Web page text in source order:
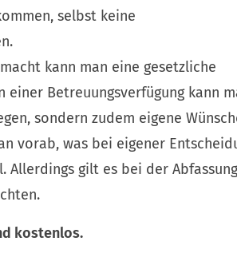
selbst keine
kann man eine gesetzliche
Betreuungsverfügung kann
sondern zudem eigene
vorab, was bei eigener
Allerdings gilt es bei der
kostenlos.